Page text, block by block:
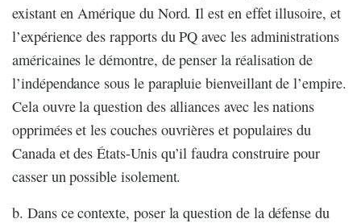
existant en Amérique du Nord. Il est en effet illusoire, et
l’expérience des rapports du PQ avec les administrations
américaines le démontre, de penser la réalisation de
l’indépendance sous le parapluie bienveillant de l’empire.
Cela ouvre la question des alliances avec les nations
opprimées et les couches ouvrières et populaires du
Canada et des États-Unis qu’il faudra construire pour
casser un possible isolement.
b. Dans ce contexte, poser la question de la défense du